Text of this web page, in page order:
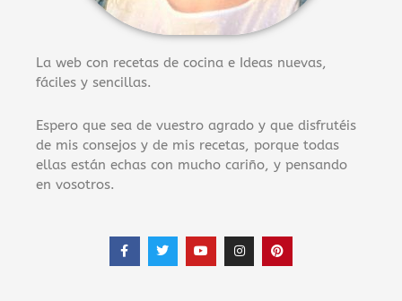
La web con recetas de cocina e Ideas nuevas,
fáciles y sencillas.
Espero que sea de vuestro agrado y que disfrutéis
de mis consejos y de mis recetas, porque todas
ellas están echas con mucho cariño, y pensando
en vosotros.
F
a
c
T
w
i
Y
o
u
I
n
s
P
i
n